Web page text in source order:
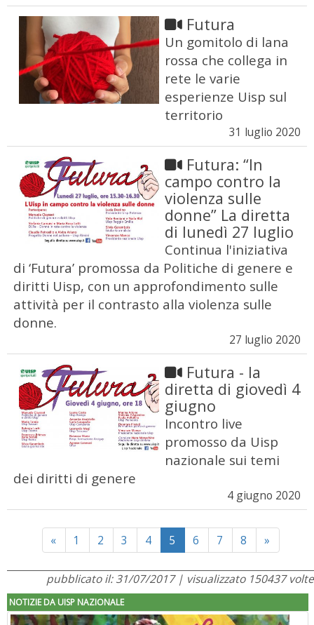
Futura
Un gomitolo di lana
rossa che collega in
rete le varie
esperienze Uisp sul
territorio
31 luglio 2020
Futura: “In
campo contro la
violenza sulle
donne” La diretta
di lunedì 27 luglio
Continua l'iniziativa
di ‘Futura’ promossa da Politiche di genere e
diritti Uisp, con un approfondimento sulle
attività per il contrasto alla violenza sulle
donne.
27 luglio 2020
Futura - la
diretta di giovedì 4
giugno
Incontro live
promosso da Uisp
nazionale sui temi
dei diritti di genere
4 giugno 2020
«Previous
1 2 3 4 5 6 7 8 »
pubblicato il: 31/07/2017 | visualizzato 150437 volte
NOTIZIE DA UISP NAZIONALE